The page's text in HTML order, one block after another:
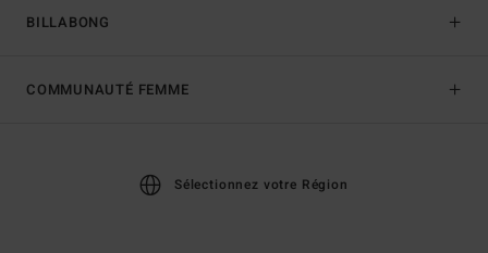
BILLABONG
COMMUNAUTÉ FEMME
Sélectionnez votre Région